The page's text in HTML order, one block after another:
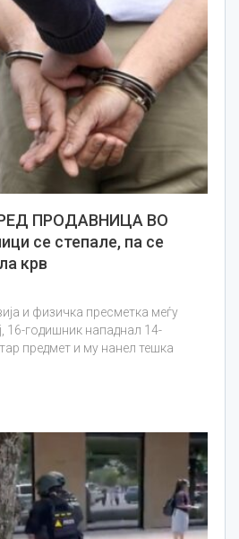
ПРОДАВНИЦА ВО
се степале, па се
крв
и физичка пресметка меѓу
16-годишник нападнал 14-
предмет и му нанел тешка